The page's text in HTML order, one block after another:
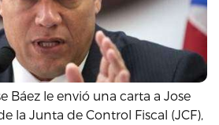
Báez le envió una carta a Jose
la Junta de Control Fiscal (JCF),